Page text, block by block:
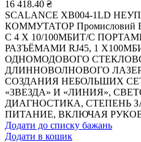
16 418.40 ₴
SCALANCE XB004-1LD
КОММУТАТОР Промисловий
С 4 X 10/100МБИТ/С
РАЗЪЁМАМИ RJ45, 1
ОДНОМОДОВОГО
ДЛИННОВОЛНОВОГО
СОЗДАНИЯ НЕБОЛЬШИХ
«ЗВЕЗДА» И «ЛИНИЯ»,
ДИАГНОСТИКА, СТЕПЕНЬ
ПИТАНИЕ, ВКЛЮЧАЯ
Додати до списку бажань
Додати в кошик